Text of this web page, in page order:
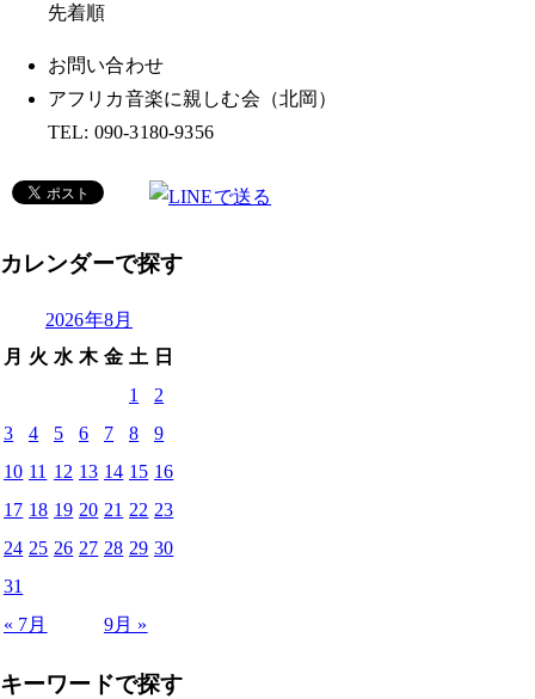
先着順
お問い合わせ
アフリカ音楽に親しむ会（北岡）
TEL: 090-3180-9356
カレンダーで探す
2026年8月
月 火 水 木 金 土 日
« 7月 9月 »
1
2
3
4 5 6 7 8
9
10 11 12 13 14 15 16
17 18 19 20 21 22 23
24 25 26 27 28 29 30
31
キーワードで探す